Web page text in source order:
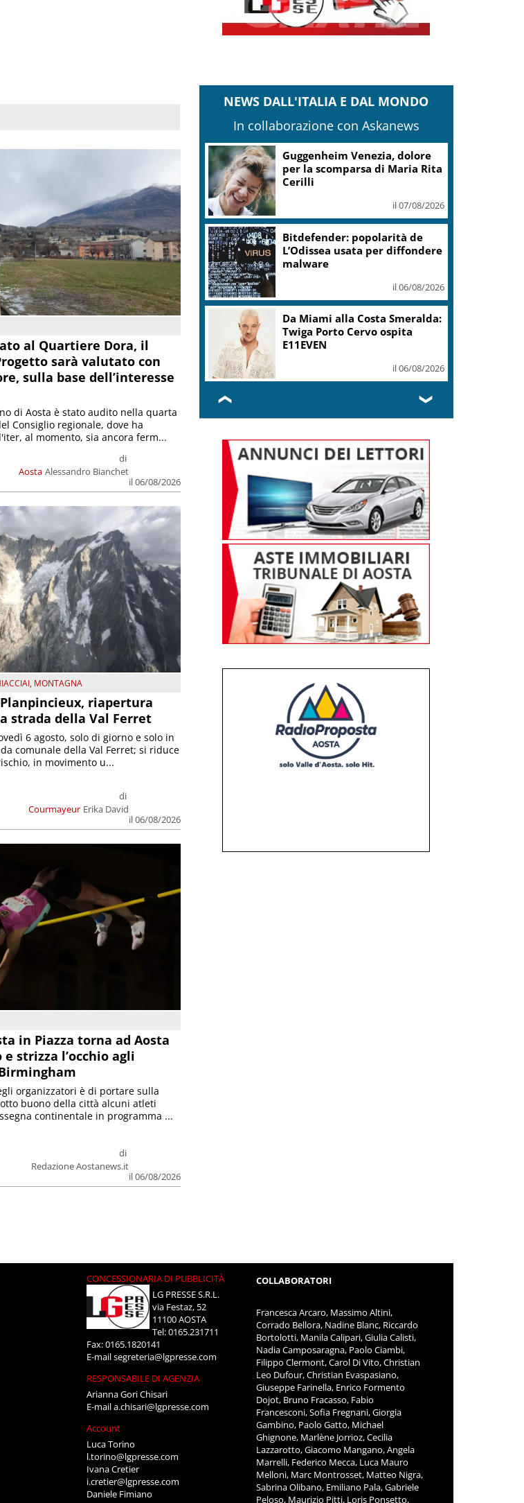
al Quartiere Dora, il
sarà valutato con
sulla base dell’interesse
Aosta
di
Alessandro Bianchet
il 06/08/2026
di Aosta è stato audito nella quarta
Consiglio regionale, dove ha
al momento, sia ancora ferm...
, MONTAGNA
riapertura
strada della Val Ferret
Courmayeur
di
Erika David
il 06/08/2026
6 agosto, solo di giorno e solo in
comunale della Val Ferret; si riduce
in movimento u...
in Piazza torna ad Aosta
e strizza l’occhio agli
di
Redazione Aostanews.it
il 06/08/2026
organizzatori è di portare sulla
buono della città alcuni atleti
continentale in programma ...
NEWS DALL'ITALIA E DAL MONDO
In collaborazione con Askanews
Guggenheim Venezia, dolore
per la scomparsa di Maria Rita
Cerilli
il 07/08/2026
Bitdefender: popolarità de
L’Odissea usata per diffondere
malware
il 06/08/2026
Da Miami alla Costa Smeralda:
Twiga Porto Cervo ospita
E11EVEN
il 06/08/2026
❮ ❯
CONCESSIONARIA DI PUBBLICITÀ
LG PRESSE S.R.L.
via Festaz, 52
11100 AOSTA
Tel: 0165.231711
Fax: 0165.1820141
E-mailsegreteria@lgpresse.com
RESPONSABILE DI AGENZIA
Arianna Gori Chisari
E-maila.chisari@lgpresse.com
Account
Luca Torino
l.torino@lgpresse.com
Ivana Cretier
i.cretier@lgpresse.com
Daniele Fimiano
COLLABORATORI
Francesca Arcaro, Massimo Altini,
Corrado Bellora, Nadine Blanc, Riccardo
Bortolotti, Manila Calipari, Giulia Calisti,
Nadia Camposaragna, Paolo Ciambi,
Filippo Clermont, Carol Di Vito, Christian
Leo Dufour, Christian Evaspasiano,
Giuseppe Farinella, Enrico Formento
Dojot, Bruno Fracasso, Fabio
Francesconi, Sofia Fregnani, Giorgia
Gambino, Paolo Gatto, Michael
Ghignone, Marlène Jorrioz, Cecilia
Lazzarotto, Giacomo Mangano, Angela
Marrelli, Federico Mecca, Luca Mauro
Melloni, Marc Montrosset, Matteo Nigra,
Sabrina Olibano, Emiliano Pala, Gabriele
Peloso, Maurizio Pitti, Loris Ponsetto,